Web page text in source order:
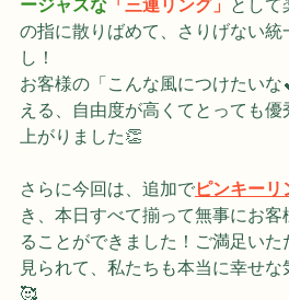
ージャスな 「三連リング」として
の指に散りばめて、さりげない統
し！
お客様の「こんな風につけたい
える、自由度が高くてとっても優
上がりました👏
さらに今回は、追加でピンキーリ
き、本日すべて揃って無事にお
ることができました！ご満足い
見られて、私たちも本当に幸せな